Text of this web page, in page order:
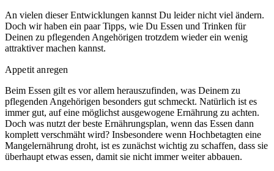
An vielen dieser Entwicklungen kannst Du leider nicht viel ändern.
Doch wir haben ein paar Tipps, wie Du Essen und Trinken für
Deinen zu pflegenden Angehörigen trotzdem wieder ein wenig
attraktiver machen kannst.
Appetit anregen
Beim Essen gilt es vor allem herauszufinden, was Deinem zu
pflegenden Angehörigen besonders gut schmeckt. Natürlich ist es
immer gut, auf eine möglichst ausgewogene Ernährung zu achten.
Doch was nutzt der beste Ernährungsplan, wenn das Essen dann
komplett verschmäht wird? Insbesondere wenn Hochbetagten eine
Mangelernährung droht, ist es zunächst wichtig zu schaffen, dass sie
überhaupt etwas essen, damit sie nicht immer weiter abbauen.